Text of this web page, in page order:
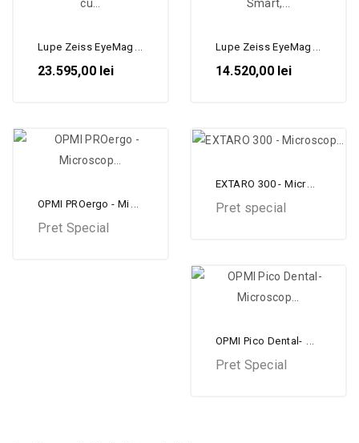
Lupe Zeiss EyeMag Smart cu...
23.595,00 lei
Lupe Zeiss EyeMag Smart,...
14.520,00 lei
OPMI PROergo - Microscop...
Pret Special
EXTARO 300 - Microscop...
Pret special
OPMI Pico Dental- Microscop...
Pret Special